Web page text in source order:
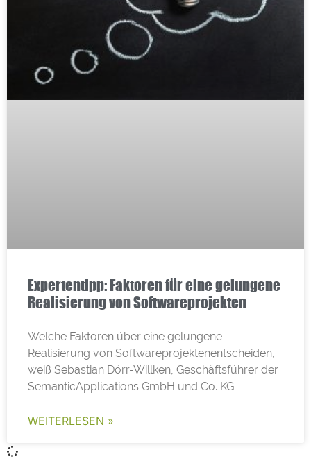
Expertentipp: Faktoren für eine gelungene
Realisierung von Softwareprojekten
Welche Faktoren über eine gelungene
Realisierung von Softwareprojektenentscheiden,
weiß Sebastian Dörr-Willken, Geschäftsführer der
SemanticApplications GmbH und Co. KG
WEITERLESEN »